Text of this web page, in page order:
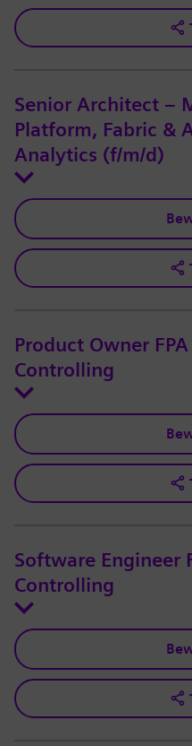
Senior Architect –
Platform, Fabric &
Analytics (f/m/d)
Product Owner
Controlling
Software Engineer
Controlling